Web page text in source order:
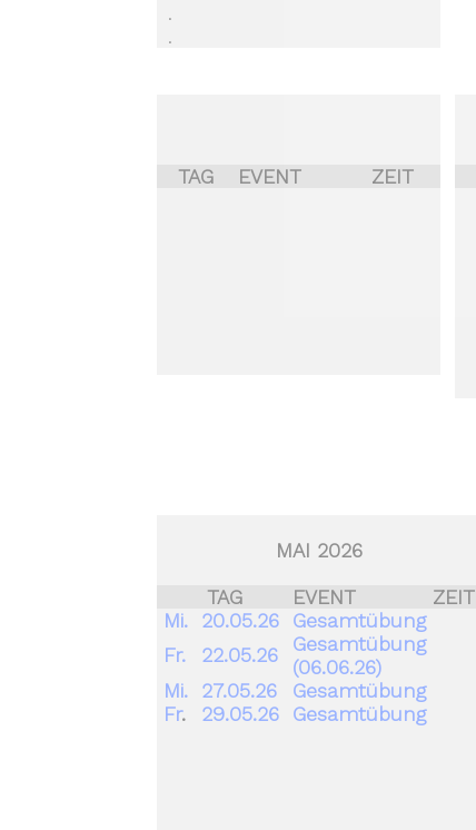
.
.
TAG EVENT ZEIT
MAI 2026
TAG
EVENT
ZEIT
Mi.
20.05.26
Gesamtübung
Fr.
22.05.26
Gesamtübung
(06.06.26)
Mi.
27.05.26
Gesamtübung
Fr. 29.05.26 Gesamtübung